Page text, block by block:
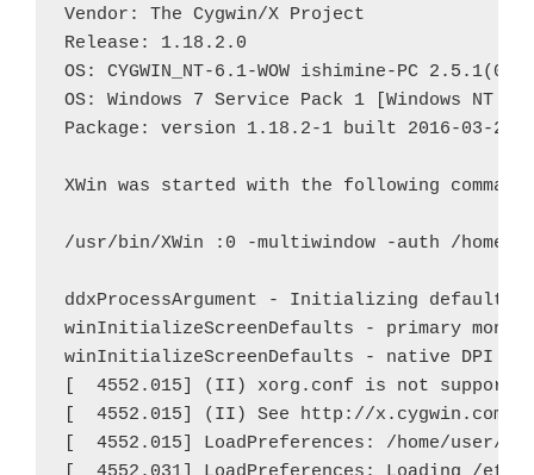
Vendor: The Cygwin/X Project
Release: 1.18.2.0
OS: CYGWIN_NT-6.1-WOW ishimine-PC
OS: Windows 7 Service Pack 1 [Windows NT
Package: version 1.18.2-1 built 2016-03-24
XWin was started with the following
/usr/bin/XWin :0 -multiwindow -auth /home/
ddxProcessArgument - Initializing default
winInitializeScreenDefaults - primary
winInitializeScreenDefaults - native DPI x
[  4552.015] (II) xorg.conf is not
[  4552.015] (II) See http://x.cygwin.com/
[  4552.015] LoadPreferences: /home/user/
ログの末尾をみると、どうもキーマップ絡みでエラーが
出ているようなのだが、イマイチよくわからない。
「(EE) Error compiling keymap」「xkbcomp exit status
0x7f00」などと出てはいるのだが、これが根本の原因か
もはっきりしない。xkbcompはインストールされている
し、このコマンド自体を起動した際にはエラーなど出て
こない。